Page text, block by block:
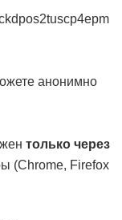
анонимно
только через
(Chrome, Firefox